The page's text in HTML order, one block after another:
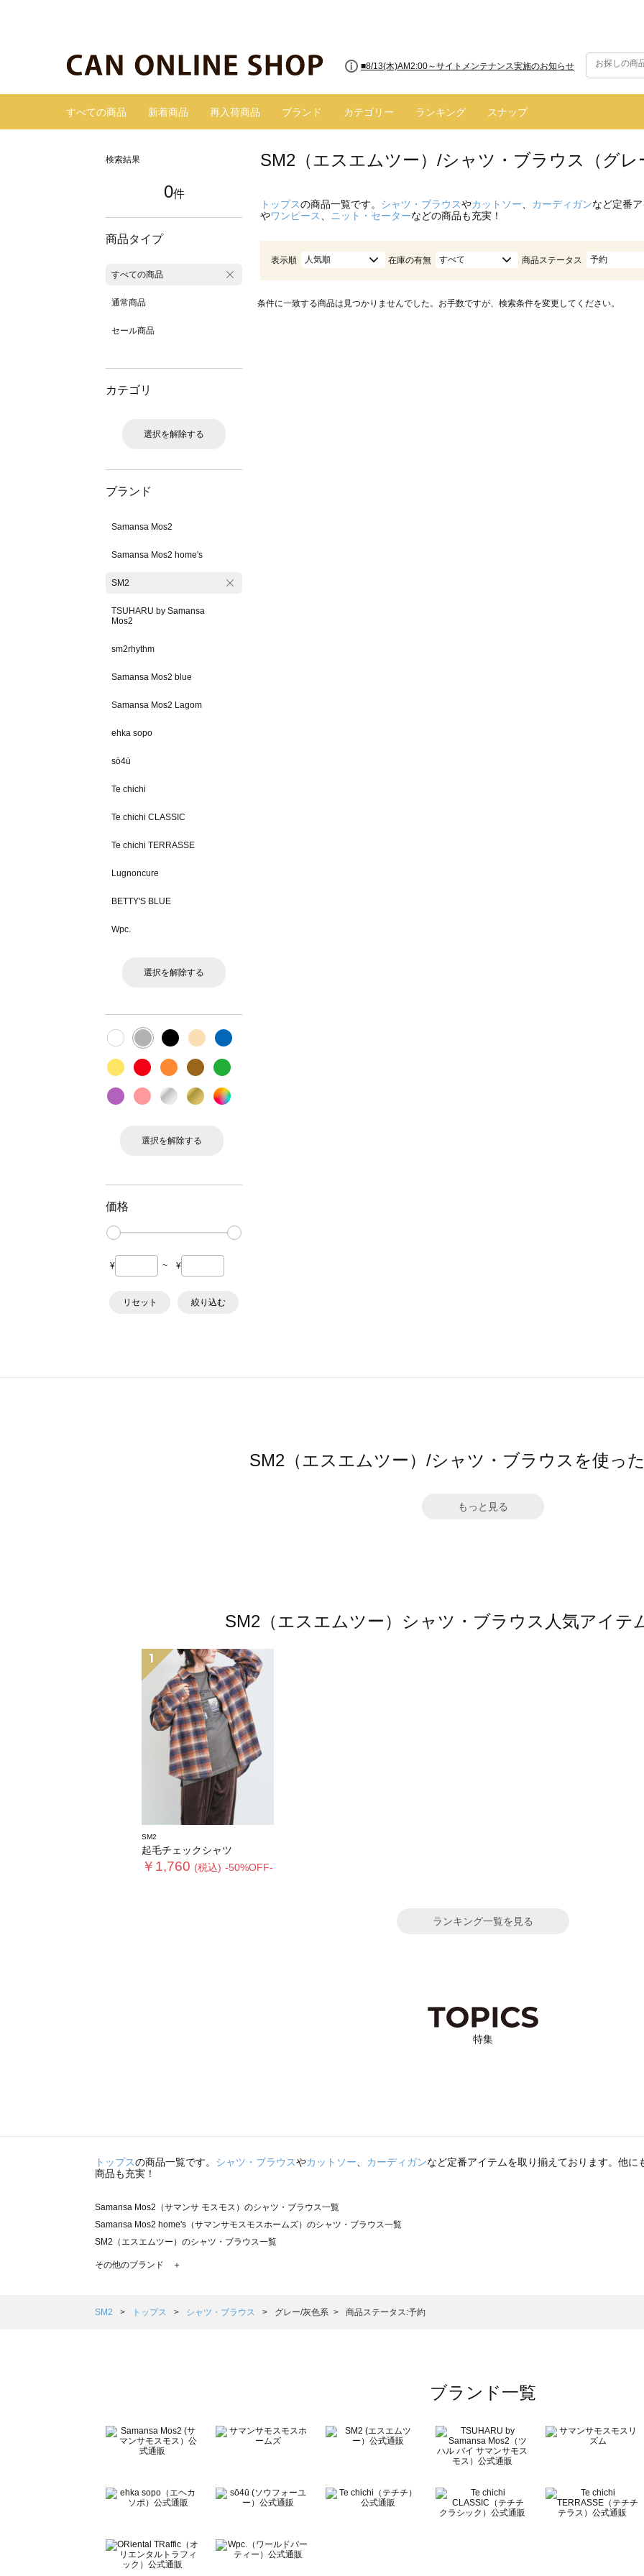
■8/13(木)AM2:00～サイトメンテナンス実施のお知らせ
すべての商品 新着商品 再入荷商品 ブランド カテゴリー ランキング スナップ
検索結果
0件
商品タイプ
すべての商品
通常商品
セール商品
カテゴリ
選択を解除する
ブランド
Samansa Mos2
Samansa Mos2 home's
SM2
TSUHARU by Samansa
Mos2
sm2rhythm
Samansa Mos2 blue
Samansa Mos2 Lagom
ehka sopo
sō4ū
Te chichi
Te chichi CLASSIC
Te chichi TERRASSE
Lugnoncure
BETTY'S BLUE
Wpc.
選択を解除する
選択を解除する
価格
¥ ~ ¥
リセット 絞り込む
SM2（エスエムツー）/シャツ・ブラウス（グレ
トップスの商品一覧です。 シャツ・ブラウスやカットソー カーディガンなど定番
やワンピース ニット・セーターなどの商品も充実！
表示順 人気順 在庫の有無 すべて 商品ステータス 予約
条件に一致する商品は見つかりませんでした。お手数ですが、検索条件を変更してください。
SM2（エスエムツー）/シャツ・ブラウスを使っ
もっと見る
SM2（エスエムツー）シャツ・ブラウス人気アイテ
1
SM2
起毛チェックシャツ
￥1,760 (税込) -50%OFF-
ランキング一覧を見る
特集
トップスの商品一覧です。 シャツ・ブラウスやカットソー、 カーディガンなど定番アイテムを取り揃えております。他に
商品も充実！
Samansa Mos2（サマンサ モスモス）のシャツ・ブラウス一覧
Samansa Mos2 home's（サマンサモスモスホームズ）のシャツ・ブラウス一覧
SM2（エスエムツー）のシャツ・ブラウス一覧
TSUHARU by Samansa Mos2（ツハルバイサマンサモスモス）のシャツ・ブラウス一覧
Samansa Mos2 Lagom（サマンサモスモス ラーゴム）のシャツ・ブラウス一覧
BETTY'S BLUE（べティーズブルー）のシャツ・ブラウス一覧
Wpc.（ワールドパーティー）のシャツ・ブラウス一覧
その他のブランド ＋
SM2 トップス シャツ・ブラウス グレー/灰色系 商品ステータス:予約
ブランド一覧